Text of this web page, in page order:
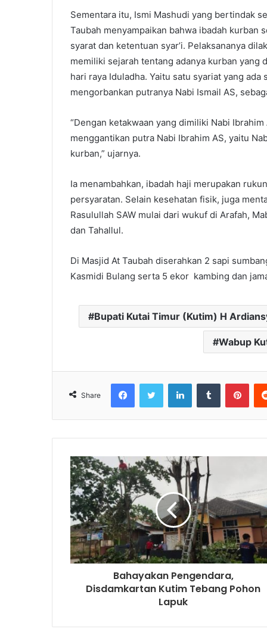
Sementara itu, Ismi Mashudi yang bertindak
Taubah menyampaikan bahwa ibadah kurban
syarat dan ketentuan syar’i. Pelaksananya
memiliki sejarah tentang adanya kurban yang
hari raya Iduladha. Yaitu satu syariat yang
mengorbankan putranya Nabi Ismail AS,
“Dengan ketakwaan yang dimiliki Nabi
menggantikan putra Nabi Ibrahim AS, yaitu
kurban,” ujarnya.
Ia menambahkan, ibadah haji merupakan
persyaratan. Selain kesehatan fisik, juga
Rasulullah SAW mulai dari wukuf di Arafah,
dan Tahallul.
Di Masjid At Taubah diserahkan 2 sapi
Kasmidi Bulang serta 5 ekor kambing dan
Bupati Kutai Timur (Kutim) H
Wabup
Share
Bahayakan Pengendara,
Disdamkartan Kutim Tebang Pohon
Lapuk